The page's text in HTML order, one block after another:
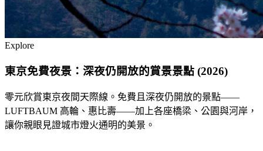
Explore
東京免費夜景：深夜仍開放的賞景景點 (2026)
零元欣賞東京夜間天際線。免費且深夜仍開放的景點——
LUFTBAUM 高輪、惠比壽——加上各座橋梁、公園與河岸，
讓你親眼見證城市燈火通明的美景。